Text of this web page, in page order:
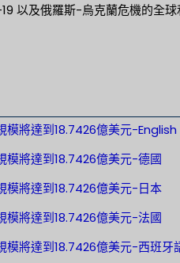
以及俄羅斯-烏克蘭危機的全球
模將達到18.7426億美元-English
模將達到18.7426億美元-德國
模將達到18.7426億美元-日本
模將達到18.7426億美元-法國
模將達到18.7426億美元-西班牙